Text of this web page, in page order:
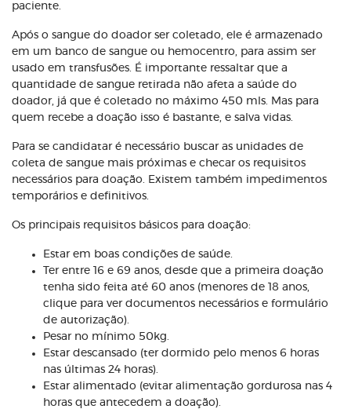
paciente.
Após o sangue do doador ser coletado, ele é armazenado
em um banco de sangue ou hemocentro, para assim ser
usado em transfusões. É importante ressaltar que a
quantidade de sangue retirada não afeta a saúde do
doador, já que é coletado no máximo 450 mls. Mas para
quem recebe a doação isso é bastante, e salva vidas.
Para se candidatar é necessário buscar as unidades de
coleta de sangue mais próximas e checar os requisitos
necessários para doação. Existem também impedimentos
temporários e definitivos.
Os principais requisitos básicos para doação:
Estar em boas condições de saúde.
Ter entre 16 e 69 anos, desde que a primeira doação
tenha sido feita até 60 anos (menores de 18 anos,
clique para ver documentos necessários e formulário
de autorização).
Pesar no mínimo 50kg.
Estar descansado (ter dormido pelo menos 6 horas
nas últimas 24 horas).
Estar alimentado (evitar alimentação gordurosa nas 4
horas que antecedem a doação).